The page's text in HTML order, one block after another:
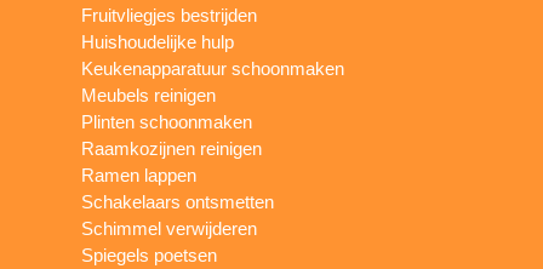
Fruitvliegjes bestrijden
Huishoudelijke hulp
Keukenapparatuur schoonmaken
Meubels reinigen
Plinten schoonmaken
Raamkozijnen reinigen
Ramen lappen
Schakelaars ontsmetten
Schimmel verwijderen
Spiegels poetsen